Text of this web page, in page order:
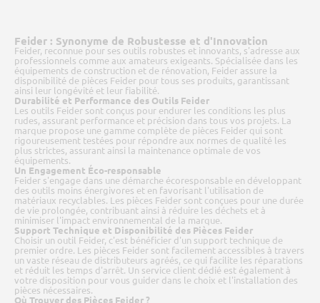
Feider : Synonyme de Robustesse et d'Innovation
Feider, reconnue pour ses outils robustes et innovants, s'adresse aux
professionnels comme aux amateurs exigeants. Spécialisée dans les
équipements de construction et de rénovation, Feider assure la
disponibilité de pièces Feider pour tous ses produits, garantissant
ainsi leur longévité et leur fiabilité.
Durabilité et Performance des Outils Feider
Les outils Feider sont conçus pour endurer les conditions les plus
rudes, assurant performance et précision dans tous vos projets. La
marque propose une gamme complète de pièces Feider qui sont
rigoureusement testées pour répondre aux normes de qualité les
plus strictes, assurant ainsi la maintenance optimale de vos
équipements.
Un Engagement Éco-responsable
Feider s'engage dans une démarche écoresponsable en développant
des outils moins énergivores et en favorisant l'utilisation de
matériaux recyclables. Les pièces Feider sont conçues pour une durée
de vie prolongée, contribuant ainsi à réduire les déchets et à
minimiser l'impact environnemental de la marque.
Support Technique et Disponibilité des Pièces Feider
Choisir un outil Feider, c'est bénéficier d'un support technique de
premier ordre. Les pièces Feider sont facilement accessibles à travers
un vaste réseau de distributeurs agréés, ce qui facilite les réparations
et réduit les temps d'arrêt. Un service client dédié est également à
votre disposition pour vous guider dans le choix et l'installation des
pièces nécessaires.
Où Trouver des Pièces Feider ?